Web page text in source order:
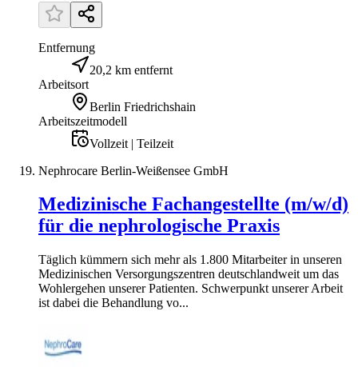
Entfernung
20,2 km entfernt
Arbeitsort
Berlin Friedrichshain
Arbeitszeitmodell
Vollzeit | Teilzeit
Nephrocare Berlin-Weißensee GmbH
Medizinische Fachangestellte (m/w/d)
für die nephrologische Praxis
Täglich kümmern sich mehr als 1.800 Mitarbeiter in unseren
Medizinischen Versorgungszentren deutschlandweit um das
Wohlergehen unserer Patienten. Schwerpunkt unserer Arbeit
ist dabei die Behandlung vo...